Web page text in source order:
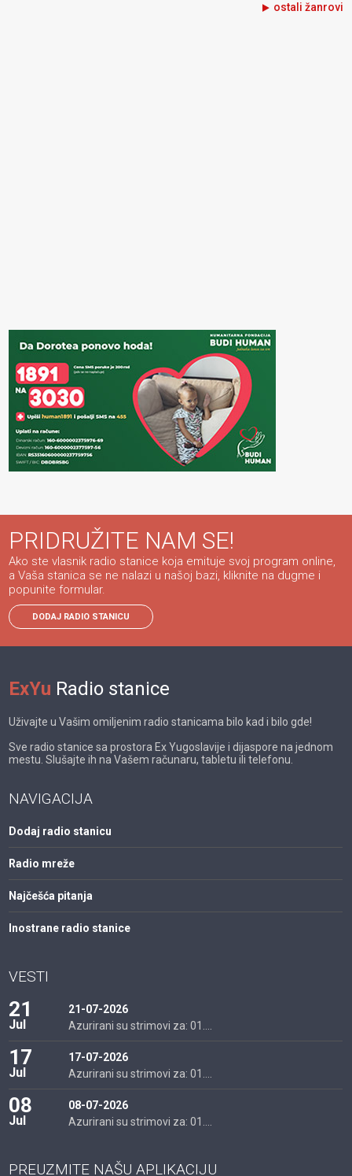
ostali žanrovi
PRIDRUŽITE NAM SE!
Ako ste vlasnik radio stanice koja emituje svoj program online,
a Vaša stanica se ne nalazi u našoj bazi, kliknite na dugme i
popunite formular.
DODAJ RADIO STANICU
ExYu Radio stanice
Uživajte u Vašim omiljenim radio stanicama bilo kad i bilo gde!
Sve radio stanice sa prostora Ex Yugoslavije i dijaspore na jednom
mestu. Slušajte ih na Vašem računaru, tabletu ili telefonu.
NAVIGACIJA
Dodaj radio stanicu
Radio mreže
Najčešća pitanja
Inostrane radio stanice
VESTI
21
Jul
21-07-2026
Azurirani su strimovi za: 01....
17
Jul
17-07-2026
Azurirani su strimovi za: 01....
08
Jul
08-07-2026
Azurirani su strimovi za: 01....
PREUZMITE NAŠU APLIKACIJU